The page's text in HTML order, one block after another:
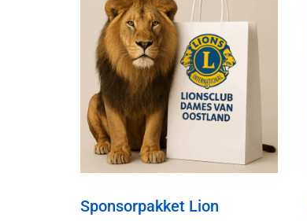
Sponsorpakket Lion